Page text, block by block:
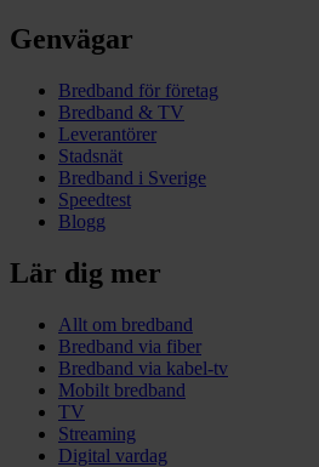
Genvägar
Bredband för företag
Bredband & TV
Leverantörer
Stadsnät
Bredband i Sverige
Speedtest
Blogg
Lär dig mer
Allt om bredband
Bredband via fiber
Bredband via kabel-tv
Mobilt bredband
TV
Streaming
Digital vardag